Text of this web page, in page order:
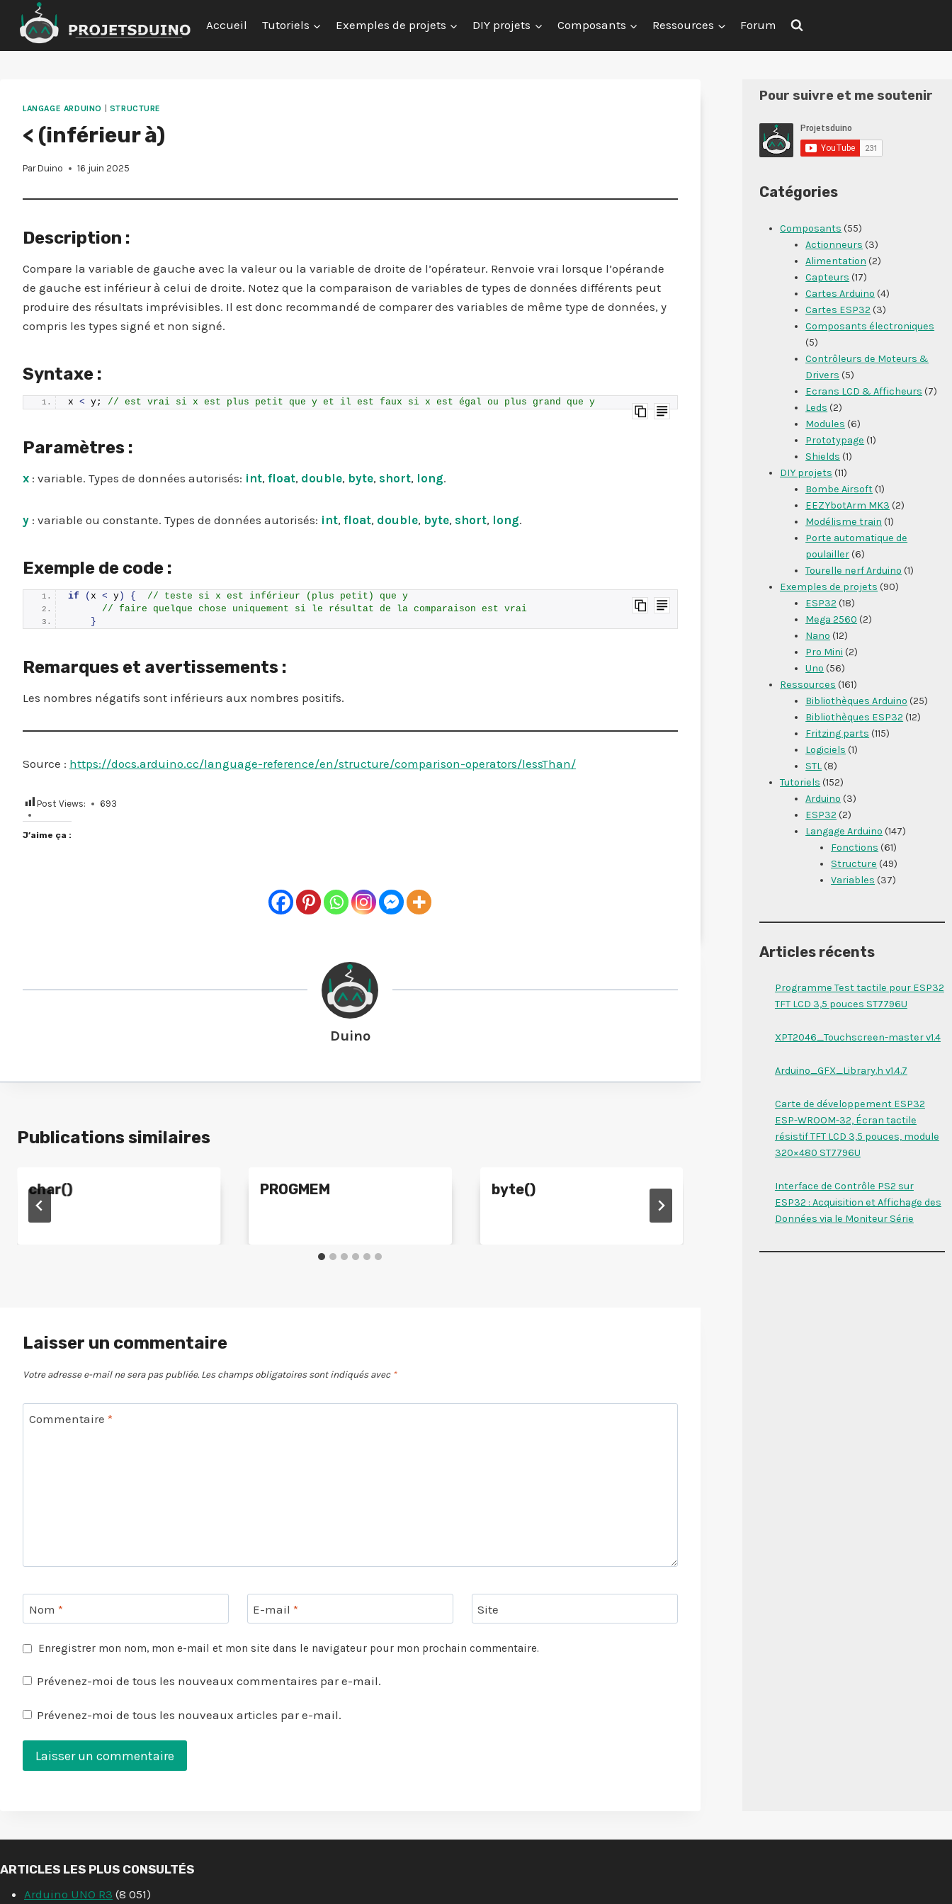
contenu
Accueil Tutoriels Exemples de projets DIY projets Composants Ressources Forum
LANGAGE ARDUINO | STRUCTURE
< (inférieur à)
Par Duino 16 juin 2025
Description :
Compare la variable de gauche avec la valeur ou la variable de droite de l’opérateur. Renvoie vrai lorsque l’opérande
de gauche est inférieur à celui de droite. Notez que la comparaison de variables de types de données différents peut
produire des résultats imprévisibles. Il est donc recommandé de comparer des variables de même type de données, y
compris les types signé et non signé.
Syntaxe :
x < y; // est vrai si x est plus petit que y et il est faux si x est égal ou plus grand que y
Paramètres :
x : variable. Types de données autorisés: int, float, double, byte, short, long.
y : variable ou constante. Types de données autorisés: int, float, double, byte, short, long.
Exemple de code :
if ( x < y ) {
// teste si x est inférieur (plus petit) que y
// faire quelque chose uniquement si le résultat de la comparaison est vrai
}
Remarques et avertissements :
Les nombres négatifs sont inférieurs aux nombres positifs.
Source : https://docs.arduino.cc/language-reference/en/structure/comparison-operators/lessThan/
Post Views: 693
J’aime ça :
Duino
Publications similaires
char() PROGMEM byte()
Laisser un commentaire
Votre adresse e-mail ne sera pas publiée. Les champs obligatoires sont indiqués avec *
Commentaire *
Nom * E-mail* Site
Enregistrer mon nom, mon e-mail et mon site dans le navigateur pour mon prochain commentaire.
Prévenez-moi de tous les nouveaux commentaires par e-mail.
Prévenez-moi de tous les nouveaux articles par e-mail.
Pour suivre et me soutenir
Catégories
Composants (55)
Actionneurs (3)
Alimentation (2)
Capteurs (17)
Cartes Arduino (4)
Cartes ESP32 (3)
Composants électroniques
(5)
Contrôleurs de Moteurs &
Drivers (5)
Ecrans LCD & Afficheurs (7)
Leds (2)
Modules (6)
Prototypage (1)
Shields (1)
DIY projets (11)
Bombe Airsoft(1)
EEZYbotArm MK3 (2)
Modélisme train (1)
Porte automatique de
poulailler(6)
Tourelle nerf Arduino (1)
Exemples de projets (90)
ESP32 (18)
Mega 2560 (2)
Nano (12)
Pro Mini (2)
Uno (56)
Ressources (161)
Bibliothèques Arduino (25)
Bibliothèques ESP32 (12)
Fritzing parts (115)
Logiciels (1)
STL(8)
Tutoriels (152)
Arduino (3)
ESP32 (2)
Langage Arduino (147)
Fonctions (61)
Structure (49)
Variables (37)
Articles récents
Programme Test tactile pour ESP32
TFT LCD 3,5 pouces ST7796U
XPT2046_Touchscreen-master v1.4
Arduino_GFX_Library.h v1.4.7
Carte de développement ESP32
ESP-WROOM-32, Écran tactile
résistif TFT LCD 3,5 pouces, module
320×480 ST7796U
Interface de Contrôle PS2 sur
ESP32 : Acquisition et Affichage des
Données via le Moniteur Série
ARTICLES LES PLUS CONSULTÉS
Arduino UNO R3 (8 051)